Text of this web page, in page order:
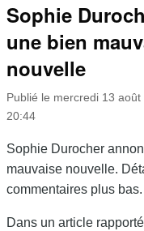
Sophie
une bien
nouvelle
Publié le mercredi 13 août
20:44
Sophie Durocher
mauvaise nouvelle.
commentaires plus bas.
Dans un article